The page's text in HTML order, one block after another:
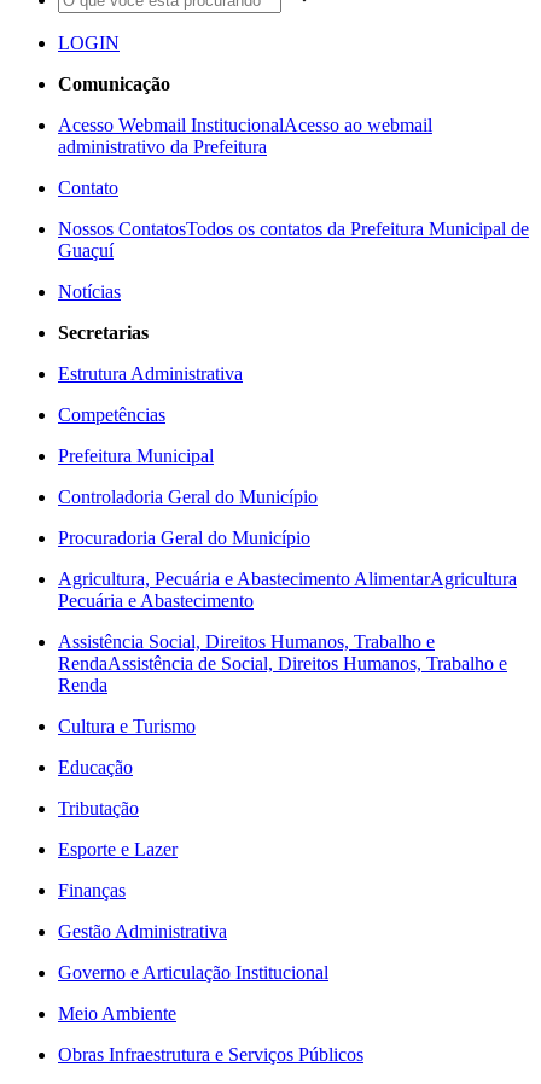
LOGIN
Comunicação
Acesso Webmail InstitucionalAcesso ao webmail
administrativo da Prefeitura
Contato
Nossos ContatosTodos os contatos da Prefeitura Municipal de
Guaçuí
Notícias
Secretarias
Estrutura Administrativa
Competências
Prefeitura Municipal
Controladoria Geral do Município
Procuradoria Geral do Município
Agricultura, Pecuária e Abastecimento AlimentarAgricultura
Pecuária e Abastecimento
Assistência Social, Direitos Humanos, Trabalho e
RendaAssistência de Social, Direitos Humanos, Trabalho e
Renda
Cultura e Turismo
Educação
Tributação
Esporte e Lazer
Finanças
Gestão Administrativa
Governo e Articulação Institucional
Meio Ambiente
Obras Infraestrutura e Serviços Públicos